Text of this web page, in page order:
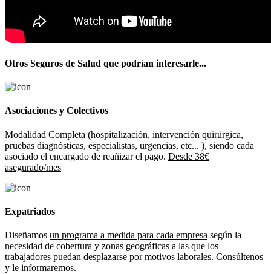
Otros Seguros de Salud que podrían interesarle...
Asociaciones y Colectivos
Modalidad Completa (hospitalización, intervención quirúrgica,
pruebas diagnósticas, especialistas, urgencias, etc... ), siendo cada
asociado el encargado de reañizar el pago. Desde 38€
asegurado/mes
Expatriados
Diseñamos un programa a medida para cada empresa según la
necesidad de cobertura y zonas geográficas a las que los
trabajadores puedan desplazarse por motivos laborales. Consúltenos
y le informaremos.